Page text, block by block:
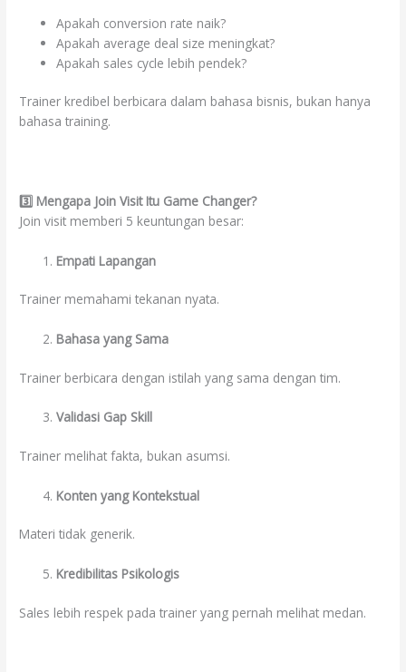
Apakah conversion rate naik?
Apakah average deal size meningkat?
Apakah sales cycle lebih pendek?
Trainer kredibel berbicara dalam bahasa bisnis, bukan hanya
bahasa training.
3️ ⃣ Mengapa Join Visit Itu Game Changer?
Join visit memberi 5 keuntungan besar:
Empati Lapangan
Trainer memahami tekanan nyata.
Bahasa yang Sama
Trainer berbicara dengan istilah yang sama dengan tim.
Validasi Gap Skill
Trainer melihat fakta, bukan asumsi.
Konten yang Kontekstual
Materi tidak generik.
Kredibilitas Psikologis
Sales lebih respek pada trainer yang pernah melihat medan.